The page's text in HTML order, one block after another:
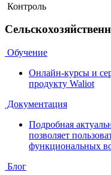
Контроль
Обучение
Онлайн-курсы и
продукту Waliot
Документация
Подробная
позволяет
функциональных
Блог